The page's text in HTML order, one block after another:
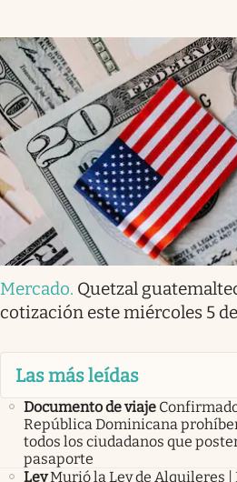
Mercado. Quetzal
cotización este miércoles 5
Las más leídas
Documento de viaje
República Dominicana
todos los ciudadanos que
pasaporte
LeyMurió la Ley de Alquileres